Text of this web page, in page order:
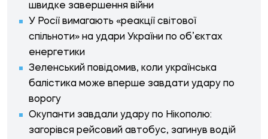
швидке завершення війни
У Росії вимагають «реакції світової
спільноти» на удари України по об’єктах
енергетики
Зеленський повідомив, коли українська
балістика може вперше завдати удару по
ворогу
Окупанти завдали удару по Нікополю:
загорівся рейсовий автобус, загинув водій